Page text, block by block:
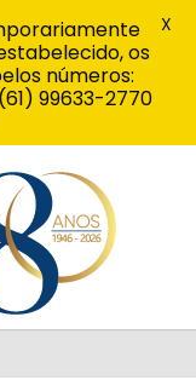
os
números:
99633-2770
X